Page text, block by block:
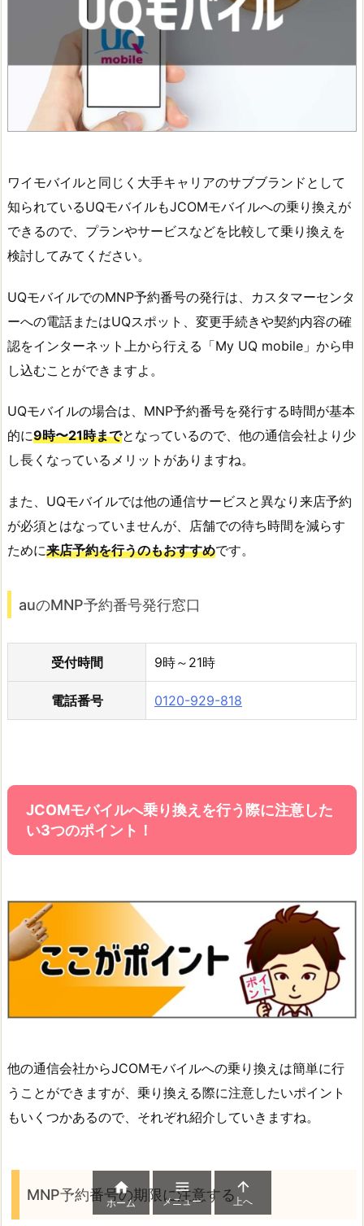
ワイモバイルと同じく大手キャリアのサブブランドとして
知られているUQモバイルもJCOMモバイルへの乗り換えが
できるので、プランやサービスなどを比較して乗り換えを
検討してみてください。
UQモバイルでのMNP予約番号の発行は、カスタマーセンタ
ーへの電話またはUQスポット、変更手続きや契約内容の確
認をインターネット上から行える「My UQ mobile」から申
し込むことができますよ。
UQモバイルの場合は、MNP予約番号を発行する時間が基本
的に9時〜21時までとなっているので、他の通信会社より少
し長くなっているメリットがありますね。
また、UQモバイルでは他の通信サービスと異なり来店予約
が必須とはなっていませんが、店舗での待ち時間を減らす
ために来店予約を行うのもおすすめです。
auのMNP予約番号発行窓口
受付時間 9時～21時
電話番号 0120-929-818
JCOMモバイルへ乗り換えを行う際に注意した
い3つのポイント！
他の通信会社からJCOMモバイルへの乗り換えは簡単に行
うことができますが、乗り換える際に注意したいポイント
もいくつかあるので、それぞれ紹介していきますね。
MNP予約番号の期限に注意する

ホーム

メニュー

上へ